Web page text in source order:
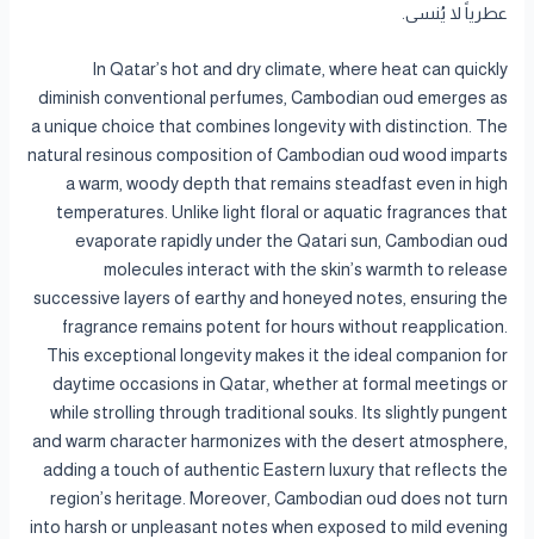
عطرياً لا يُنسى.
In Qatar’s hot and dry climate, where heat can quickly
diminish conventional perfumes, Cambodian oud emerges as
a unique choice that combines longevity with distinction. The
natural resinous composition of Cambodian oud wood imparts
a warm, woody depth that remains steadfast even in high
temperatures. Unlike light floral or aquatic fragrances that
evaporate rapidly under the Qatari sun, Cambodian oud
molecules interact with the skin’s warmth to release
successive layers of earthy and honeyed notes, ensuring the
fragrance remains potent for hours without reapplication.
This exceptional longevity makes it the ideal companion for
daytime occasions in Qatar, whether at formal meetings or
while strolling through traditional souks. Its slightly pungent
and warm character harmonizes with the desert atmosphere,
adding a touch of authentic Eastern luxury that reflects the
region’s heritage. Moreover, Cambodian oud does not turn
into harsh or unpleasant notes when exposed to mild evening